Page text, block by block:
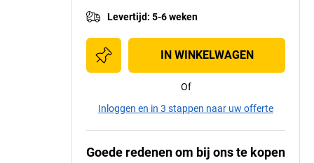
Levertijd: 5-6 weken
IN WINKELWAGEN
Of
Inloggen en in 3 stappen naar uw offerte
Goede redenen om bij ons te kopen